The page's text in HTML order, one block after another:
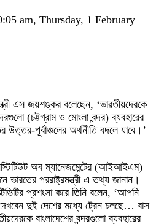
am, Thursday, 1 February
এস জয়শঙ্কর বলেছেন, ‘ভারতীয়দেরকে
(চট্টগ্রাম ও মোংলা বন্দর) ব্যবহারের
পূর্বাঞ্চলের অর্থনীতি বদলে যাবে।’
অব ম্যানেজমেন্টের (আইআইএম)
ভারতের পররাষ্ট্রমন্ত্রী এ তথ্য জানান।
প্রশংসা করে তিনি বলেন, ‘আপনি
দুই দেশের মধ্যে ট্রেন চলছে… বাস
বাংলাদেশের বন্দরগুলো ব্যবহারের